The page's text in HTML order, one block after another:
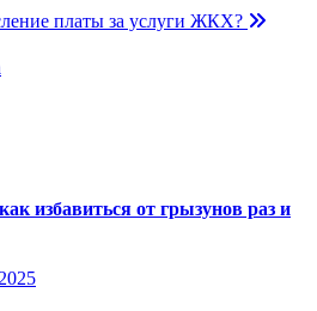
платы за услуги ЖКХ?
избавиться от грызунов раз и